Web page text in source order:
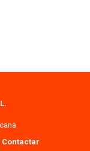
Contactar